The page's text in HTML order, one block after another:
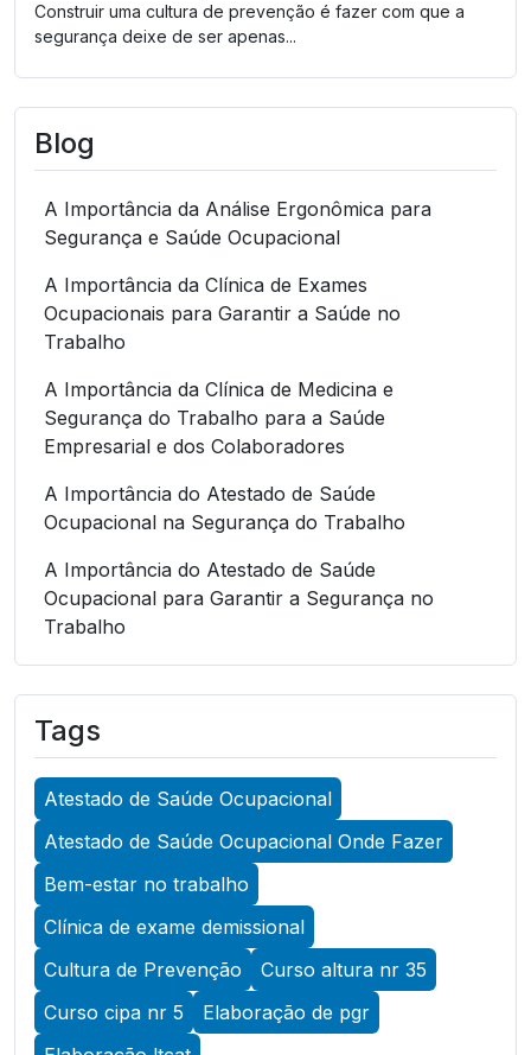
Construir uma cultura de prevenção é fazer com que a
segurança deixe de ser apenas...
Blog
A Importância da Análise Ergonômica para
Segurança e Saúde Ocupacional
A Importância da Clínica de Exames
Ocupacionais para Garantir a Saúde no
Trabalho
A Importância da Clínica de Medicina e
Segurança do Trabalho para a Saúde
Empresarial e dos Colaboradores
A Importância do Atestado de Saúde
Ocupacional na Segurança do Trabalho
A Importância do Atestado de Saúde
Ocupacional para Garantir a Segurança no
Trabalho
Ocupacional para Garantir a Segurança no
Trabalho
A Importância do Atestado de Saúde
Ocupacional para Promover a Segurança no
Trabalho
A Importância do Exame Admissional para
Garantir a Saúde Ocupacional Eficiente
A Importância do Exame ASO para Garantir a
Saúde Ocupacional Eficiente
A Importância do Exame de Acuidade Visual
Tags
Atestado de Saúde Ocupacional
Atestado de Saúde Ocupacional Onde Fazer
Bem-estar no trabalho
Clínica de exame demissional
Cultura de Prevenção
Curso altura nr 35
Curso cipa nr 5
Elaboração de pgr